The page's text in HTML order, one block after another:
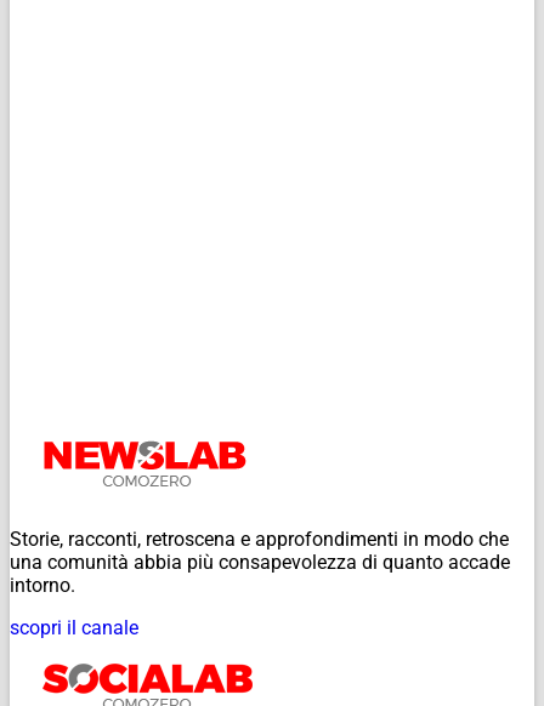
Storie, racconti, retroscena e approfondimenti in modo che
una comunità abbia più consapevolezza di quanto accade
intorno.
scopri il canale